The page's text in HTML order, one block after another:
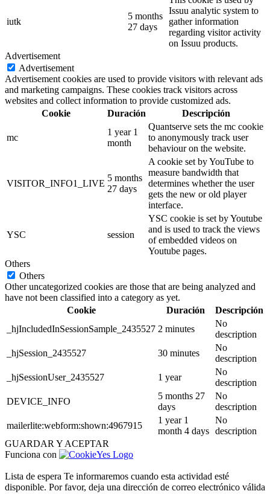
iutk
5 months
27 days
Issuu analytic system to
gather information
regarding visitor activity
on Issuu products.
Advertisement
Advertisement
Advertisement cookies are used to provide visitors with relevant ads
and marketing campaigns. These cookies track visitors across
websites and collect information to provide customized ads.
Cookie
Duración Descripción
mc
1 year 1
month
Quantserve sets the mc cookie
to anonymously track user
behaviour on the website.
VISITOR_INFO1_LIVE
5 months
27 days
A cookie set by YouTube to
measure bandwidth that
determines whether the user
gets the new or old player
interface.
YSC session
YSC cookie is set by Youtube
and is used to track the views
of embedded videos on
Youtube pages.
Others
Others
Other uncategorized cookies are those that are being analyzed and
have not been classified into a category as yet.
Cookie
Duración
Descripción
_hjIncludedInSessionSample_2435527 2 minutes
No
description
_hjSession_2435527
30 minutes
No
description
_hjSessionUser_2435527
1 year
No
description
DEVICE_INFO
5 months 27
days
No
description
mailerlite:webform:shown:4967915
1 year 1
month 4 days
No
description
GUARDAR Y ACEPTAR
Funciona con
Lista de espera Te informaremos cuando esta actividad esté
disponible. Por favor, deja una dirección de correo electrónico válida